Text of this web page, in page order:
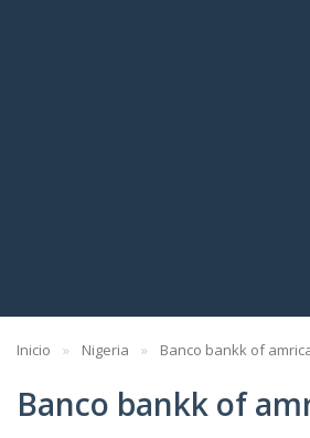
Inicio Nigeria Banco bankk of
Banco bankk of